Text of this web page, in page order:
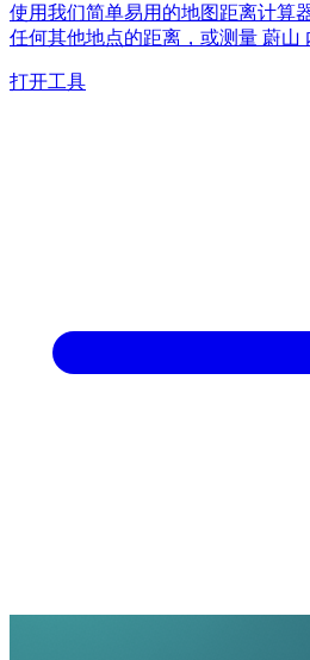
使用我们简单易用的地图距离计算
任何其他地点的距离，或测量 蔚山
打开工具